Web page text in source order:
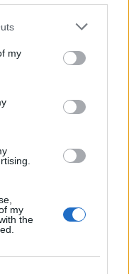
audiencia.
Política de
opción de
en cuenta que
de exclusión, es
en intereses
por nosotros o
antes de su
adicional de
en la Lista de
my
my
the
Call – Nintendo
que termina, pero